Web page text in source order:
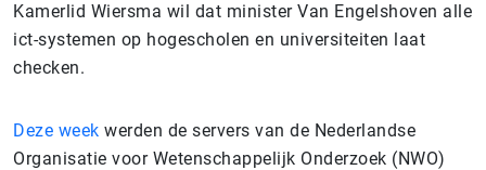
Kamerlid Wiersma wil dat minister Van Engelshoven alle
ict-systemen op hogescholen en universiteiten laat
checken.
Deze week werden de servers van de Nederlandse
Organisatie voor Wetenschappelijk Onderzoek (NWO)